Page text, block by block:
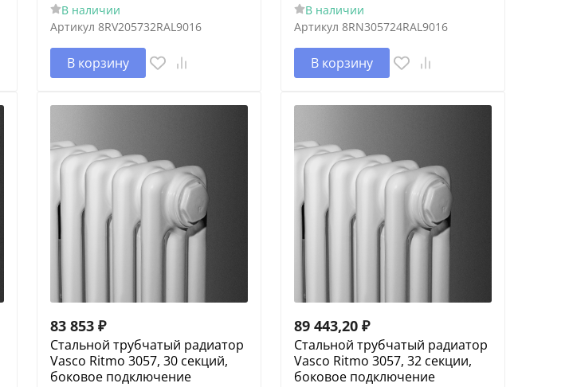
В наличии
Артикул 8RV205732RAL9016
В корзину
В наличии
Артикул 8RN305724RAL9016
В корзину
83 853 ₽
Cтальной трубчатый радиатор
Vasco Ritmo 3057, 30 секций,
боковое подключение
89 443,20 ₽
Cтальной трубчатый радиатор
Vasco Ritmo 3057, 32 секции,
боковое подключение